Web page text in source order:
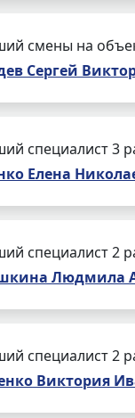
смены на
Сергей
специалист 3
Елена
специалист 2
Людмила
специалист 2
Виктория